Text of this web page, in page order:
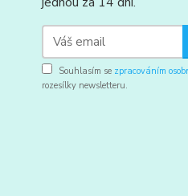
Souhlasím se zpracováním
rozesílky newsletteru.